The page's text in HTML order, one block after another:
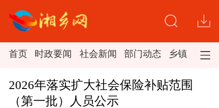
首页 时政要闻 社会新闻 部门动态 乡镇新闻
2026年落实扩大社会保险补贴范围
（第一批）人员公示